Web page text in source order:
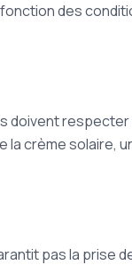
des
doivent
crème solaire,
pas la prise